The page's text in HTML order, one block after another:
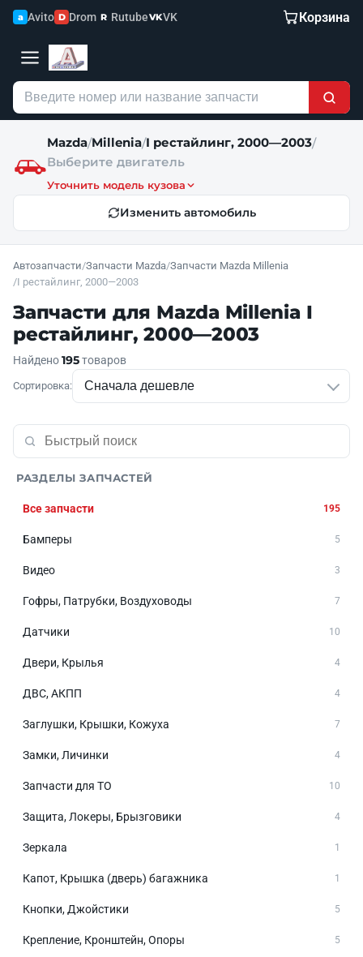
a Avito D Drom R RutubeVKVK Корзина
Mazda/Millenia/I рестайлинг, 2000—2003/
Выберите двигатель
Уточнить модель кузова
Изменить автомобиль
Автозапчасти/Запчасти Mazda/Запчасти Mazda Millenia
/I рестайлинг, 2000—2003
Запчасти для Mazda Millenia I
рестайлинг, 2000—2003
Найдено195товаров
Сортировка:
РАЗДЕЛЫ ЗАПЧАСТЕЙ
Все запчасти 195
Бамперы 5
Видео 3
Гофры, Патрубки, Воздуховоды 7
Датчики 10
Двери, Крылья 4
ДВС, АКПП 4
Заглушки, Крышки, Кожуха 7
Замки, Личинки 4
Запчасти для ТО 10
Защита, Локеры, Брызговики 4
Зеркала 1
Капот, Крышка (дверь) багажника 1
Кнопки, Джойстики 5
Крепление, Кронштейн, Опоры 5